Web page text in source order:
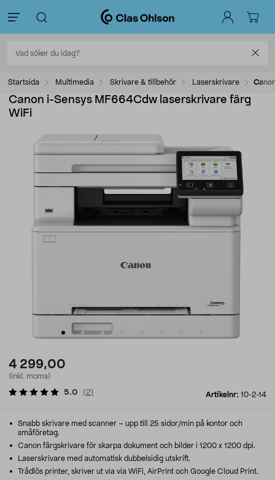
Startsida Multimedia Skrivare & tillbehör Laserskrivare
Canon i-Sensys MF664Cdw laserskrivare färg
WiFi
4 299,00
(inkl. moms)
Artikelnr: 10-2-14
5.0 ( 2)
Snabb skrivare med scanner – upp till 25 sidor/min på kontor och
småföretag.
Canon färgskrivare för skarpa dokument och bilder i 1200 x 1200 dpi.
Laserskrivare med automatisk dubbelsidig utskrift.
Trådlös printer, skriver ut via via WiFi, AirPrint och Google Cloud Print.